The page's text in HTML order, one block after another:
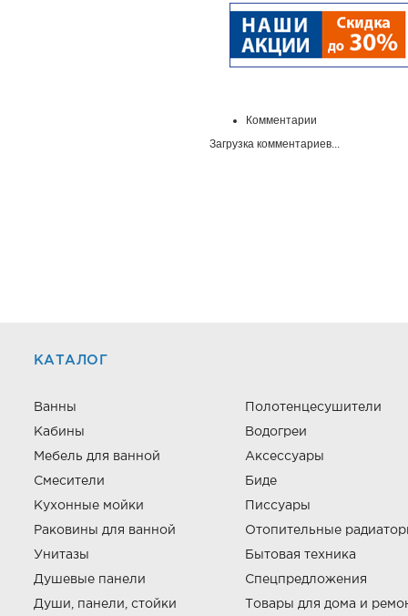
Комментарии
Загрузка комментариев...
КАТАЛОГ
Ванны
Кабины
Мебель для ванной
Смесители
Кухонные мойки
Раковины для ванной
Унитазы
Душевые панели
Души, панели, стойки
Полотенцесушители
Водогреи
Аксессуары
Биде
Писсуары
Отопительные
Бытовая техника
Спецпредложения
Товары для дома и